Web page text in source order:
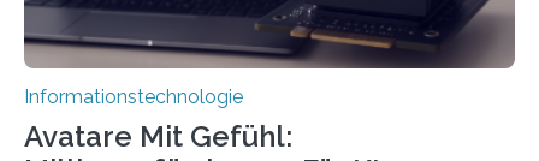
Informationstechnologie
Avatare Mit Gefühl: